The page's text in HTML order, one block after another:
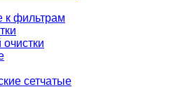
к фильтрам
сетчатые